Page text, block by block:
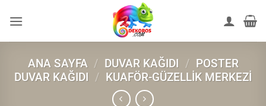
atla
ANA SAYFA / DUVAR KAĞIDI / POSTER
DUVAR KAĞIDI / KUAFÖR-GÜZELLIK MERKEZI